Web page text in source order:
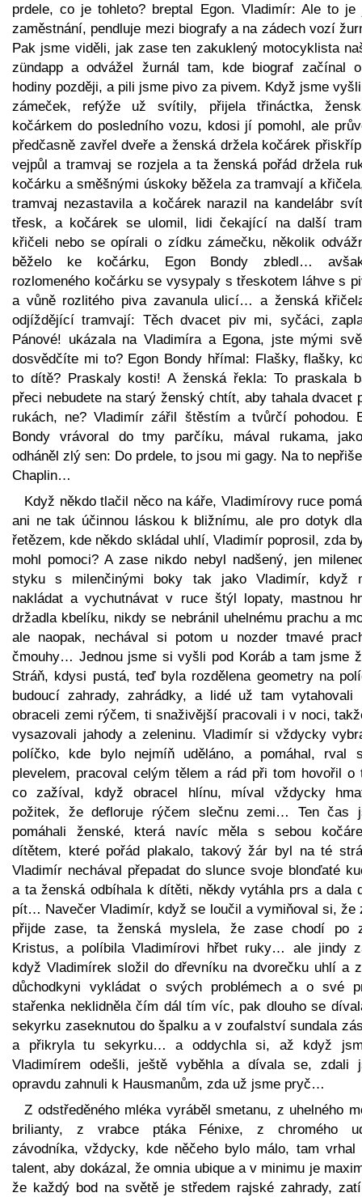
prdele, co je tohleto? breptal Egon. Vladimír: Ale to je
zaměstnání, pendluje mezi biografy a na zádech vozí
Pak jsme viděli, jak zase ten zakuklený motocyklista
zündapp a odvážel žurnál tam, kde biograf začínal
hodiny později, a pili jsme pivo za pivem. Když jsme
zámeček, refýže už svítily, přijela třináctka,
kočárkem do posledního vozu, kdosi jí pomohl, ale
předčasně zavřel dveře a ženská držela kočárek
vejpůl a tramvaj se rozjela a ta ženská pořád držela
kočárku a směšnými úskoky běžela za tramvají a
tramvaj nezastavila a kočárek narazil na kandelábr
třesk, a kočárek se ulomil, lidi čekající na další
křičeli nebo se opírali o zídku zámečku, několik
běželo ke kočárku, Egon Bondy zbledl…
rozlomeného kočárku se vysypaly s třeskotem láhve s
a vůně rozlitého piva zavanula ulicí… a ženská
odjíždějící tramvají: Těch dvacet piv mi, syčáci,
Pánové! ukázala na Vladimíra a Egona, jste mými
dosvědčíte mi to? Egon Bondy hřímal: Flašky, flašky,
to dítě? Praskaly kosti! A ženská řekla: To praskala
přeci nebudete na starý ženský chtít, aby tahala dvacet
rukách, ne? Vladimír zářil štěstím a tvůrčí pohodou.
Bondy vrávoral do tmy parčíku, mával rukama,
odháněl zlý sen: Do prdele, to jsou mi gagy. Na to
Chaplin…
Když někdo tlačil něco na káře, Vladimírovy ruce
ani ne tak účinnou láskou k bližnímu, ale pro dotyk
řetězem, kde někdo skládal uhlí, Vladimír poprosil, zda
mohl pomoci? A zase nikdo nebyl nadšený, jen
styku s milenčinými boky tak jako Vladimír, když
nakládat a vychutnávat v ruce štýl lopaty, mastnou
držadla kbelíku, nikdy se nebránil uhelnému prachu a
ale naopak, nechával si potom u nozder tmavé
čmouhy… Jednou jsme si vyšli pod Koráb a tam jsme
Stráň, kdysi pustá, teď byla rozdělena geometry na
budoucí zahrady, zahrádky, a lidé už tam vytahovali
obraceli zemi rýčem, ti snaživější pracovali i v noci,
vysazovali jahody a zeleninu. Vladimír si vždycky
políčko, kde bylo nejmíň uděláno, a pomáhal, rval
plevelem, pracoval celým tělem a rád při tom hovořil o
co zažíval, když obracel hlínu, míval vždycky
požitek, že defloruje rýčem slečnu zemi… Ten čas
pomáhali ženské, která navíc měla s sebou
dítětem, které pořád plakalo, takový žár byl na té
Vladimír nechával přepadat do slunce svoje blonďaté
a ta ženská odbíhala k dítěti, někdy vytáhla prs a dala
pít… Navečer Vladimír, když se loučil a vymiňoval si, že
přijde zase, ta ženská myslela, že zase chodí po
Kristus, a políbila Vladimírovi hřbet ruky… ale jindy
když Vladimírek složil do dřevníku na dvorečku uhlí a
důchodkyni vykládat o svých problémech a o své
stařenka neklidněla čím dál tím víc, pak dlouho se
sekyrku zaseknutou do špalku a v zoufalství sundala
a přikryla tu sekyrku… a oddychla si, až když
Vladimírem odešli, ještě vyběhla a dívala se, zdali
opravdu zahnuli k Hausmanům, zda už jsme pryč…
Z odstředěného mléka vyráběl smetanu, z uhelného
brilianty, z vrabce ptáka Fénixe, z chromého
závodníka, vždycky, kde něčeho bylo málo, tam vrhal
talent, aby dokázal, že omnia ubique a v minimu je
že každý bod na světě je středem rajské zahrady,